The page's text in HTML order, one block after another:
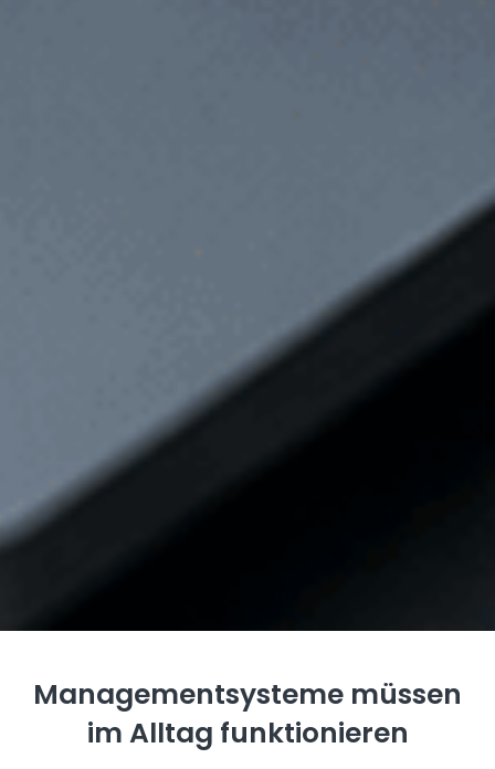
Managementsysteme müssen
im Alltag funktionieren